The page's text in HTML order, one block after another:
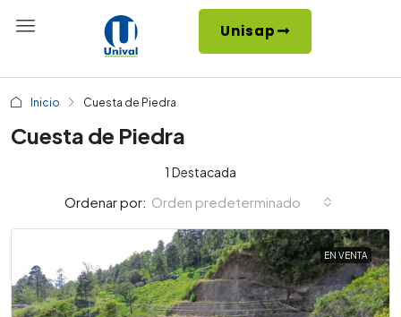
Unisap
Inicio Cuesta de Piedra
Cuesta de Piedra
1 Destacada
Ordenar por: Orden predeterminado
EN VENTA